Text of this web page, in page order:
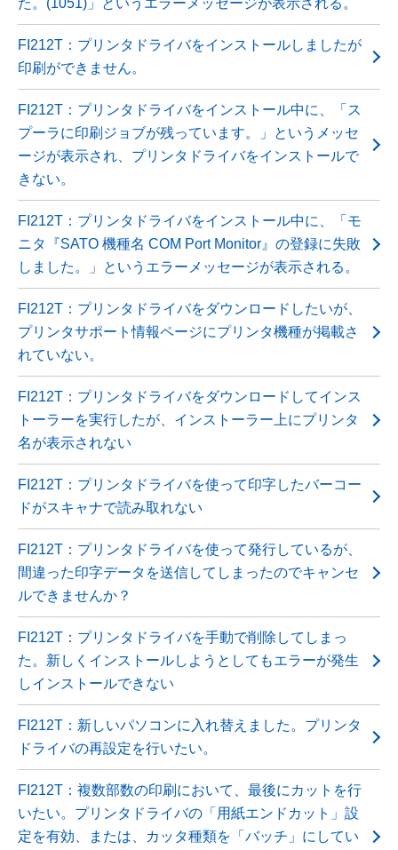
た。(1051)」というエラーメッセージが表示される。
FI212T：プリンタドライバをインストールしましたが
印刷ができません。
FI212T：プリンタドライバをインストール中に、「ス
プーラに印刷ジョブが残っています。」というメッセ
ージが表示され、プリンタドライバをインストールで
きない。
FI212T：プリンタドライバをインストール中に、「モ
ニタ『SATO 機種名 COM Port Monitor』の登録に失敗
しました。」というエラーメッセージが表示される。
FI212T：プリンタドライバをダウンロードしたいが、
プリンタサポート情報ページにプリンタ機種が掲載さ
れていない。
FI212T：プリンタドライバをダウンロードしてインス
トーラーを実行したが、インストーラー上にプリンタ
名が表示されない
FI212T：プリンタドライバを使って印字したバーコー
ドがスキャナで読み取れない
FI212T：プリンタドライバを使って発行しているが、
間違った印字データを送信してしまったのでキャンセ
ルできませんか？
FI212T：プリンタドライバを手動で削除してしまっ
た。新しくインストールしようとしてもエラーが発生
しインストールできない
FI212T：新しいパソコンに入れ替えました。プリンタ
ドライバの再設定を行いたい。
FI212T：複数部数の印刷において、最後にカットを行
いたい。プリンタドライバの「用紙エンドカット」設
定を有効、または、カッタ種類を「バッチ」にしてい